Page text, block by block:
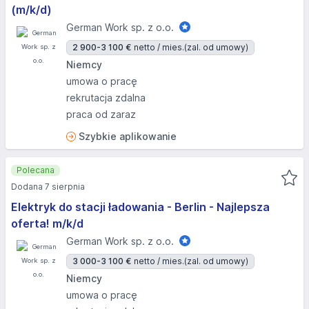
(m/k/d)
German Work sp. z o.o.
2 900-3 100 € netto / mies.(zal. od umowy)
Niemcy
umowa o pracę
rekrutacja zdalna
praca od zaraz
Szybkie aplikowanie
Elektryk do stacji ładowania - Berlin - Najlepsza
oferta! m/k/d
German Work sp. z o.o.
3 000-3 100 € netto / mies.(zal. od umowy)
Niemcy
umowa o pracę
Polecana
Dodana 7 sierpnia